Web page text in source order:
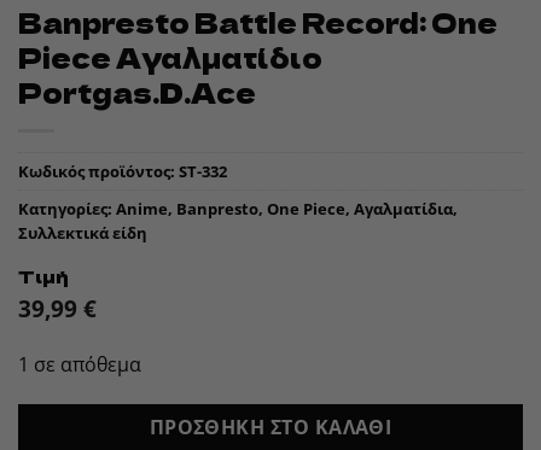
Banpresto Battle Record: One
Piece Αγαλματίδιο
Portgas.D.Ace
Κωδικός προϊόντος: ST-332
Κατηγορίες: Anime, Banpresto, One Piece, Αγαλματίδια,
Συλλεκτικά είδη
Τιμή
39,99 €
1 σε απόθεμα
ΠΡΟΣΘΉΚΗ ΣΤΟ ΚΑΛΆΘΙ